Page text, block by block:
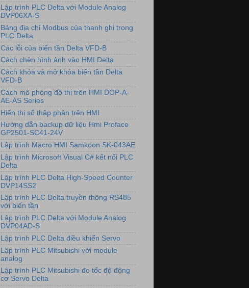
Lập trình PLC Delta với Module Analog
DVP06XA-S
Bảng địa chỉ Modbus của thanh ghi trong
PLC Delta
Các lỗi của biến tần Delta VFD-B
Cách chèn hình ảnh vào HMI Delta
Cách khóa và mở khóa biến tần Delta
VFD-B
Cách mô phỏng đồ thị trên HMI DOP-A-
AE-AS Series
Hiển thị số thập phân trên HMI
Hướng dẫn backup dữ liệu Hmi Proface
GP2501-SC41-24V
Lập trình Macro HMI Samkoon SK-043AE
Lập trình Microsoft Visual C# kết nối PLC
Delta
Lập trình PLC Delta High-Speed Counter
DVP14SS2
Lập trình PLC Delta truyền thông RS485
với biến tần
Lập trình PLC Delta với Module Analog
DVP04AD-S
Lập trình PLC Delta điều khiển Servo
Lập trình PLC Mitsubishi với module
analog
Lập trình PLC Mitsubishi đo tốc độ động
cơ Servo Delta